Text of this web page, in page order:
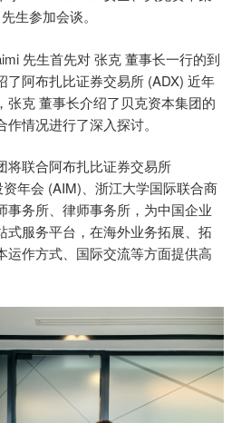
生参加会谈。
先生首先对 张克 董事长一行的到
了阿布扎比证券交易所 (ADX) 近年
张克 董事长介绍了贝克资本集团的
情况进行了深入探讨。
将联合阿布扎比证券交易所
年会 (AIM)、浙江大学国际联合商
事务所、律师事务所，为中国企业
式服务平台，在海外业务拓展、拓
运作方式、国际交流等方面提供高